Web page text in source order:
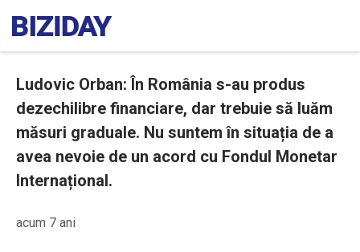
Ludovic Orban: În România s-au produs
dezechilibre financiare, dar trebuie să luăm
măsuri graduale. Nu suntem în situația de a
avea nevoie de un acord cu Fondul Monetar
Internațional.
acum 7 ani